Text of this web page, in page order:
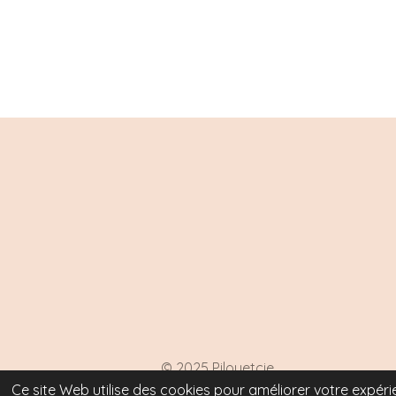
Ce site Web utilise des cookies pour améliorer votre
© 2025 Pilouetcie